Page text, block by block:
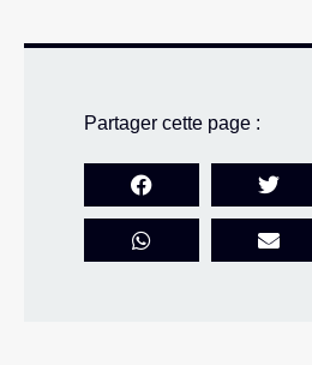
Partager cette page :